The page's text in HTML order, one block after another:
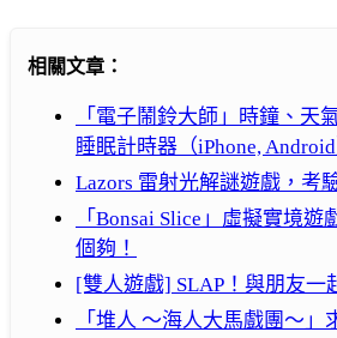
相關文章：
「電子鬧鈴大師」時鐘、天
睡眠計時器（iPhone, Android
Lazors 雷射光解謎遊戲，考
「Bonsai Slice」虛擬實境遊
個夠！
[雙人遊戲] SLAP！與朋友一
「堆人 ～海人大馬戲團～